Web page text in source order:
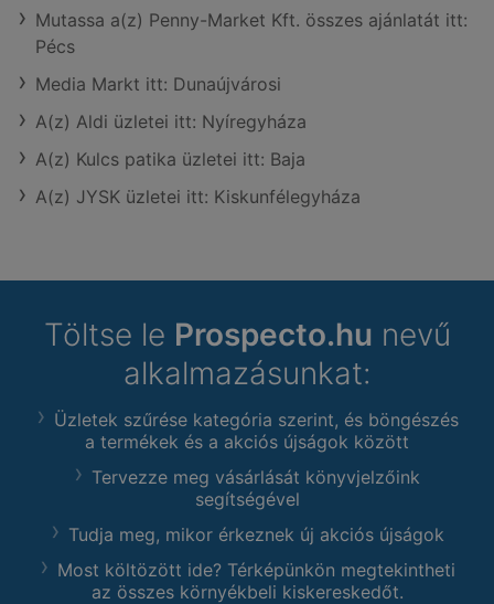
Mutassa a(z) Penny-Market Kft. összes ajánlatát itt:
Pécs
Media Markt itt: Dunaújvárosi
A(z) Aldi üzletei itt: Nyíregyháza
A(z) Kulcs patika üzletei itt: Baja
A(z) JYSK üzletei itt: Kiskunfélegyháza
Töltse le Prospecto.hu nevű
alkalmazásunkat:
Üzletek szűrése kategória szerint, és böngészés
a termékek és a akciós újságok között
Tervezze meg vásárlását könyvjelzőink
segítségével
Tudja meg, mikor érkeznek új akciós újságok
Most költözött ide? Térképünkön megtekintheti
az összes környékbeli kiskereskedőt.